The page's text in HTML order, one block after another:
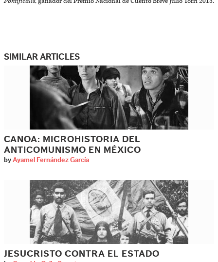
SIMILAR ARTICLES
CANOA: MICROHISTORIA DEL
ANTICOMUNISMO EN MÉXICO
by Ayamel Fernández García
JESUCRISTO CONTRA EL ESTADO